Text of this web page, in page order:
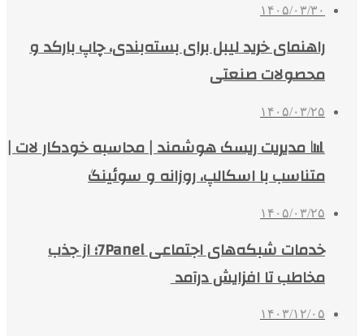
۱۴۰۵/۰۳/۳۰
راهنمای خرید لیبل برای بسته‌بندی، چاپ بارکد و
محصولات صنعتی
۱۴۰۵/۰۳/۲۵
📊 مدیریت ریسک هوشمند | محاسبه خودکار لات |
متناسب با اسکالپ، روزانه و سوئینگ
۱۴۰۵/۰۳/۲۵
خدمات شبکه‌های اجتماعی 7Panel؛ از جذب
مخاطب تا افزایش درآمد
۱۴۰۳/۱۲/۰۵